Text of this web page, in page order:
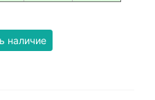
наличие